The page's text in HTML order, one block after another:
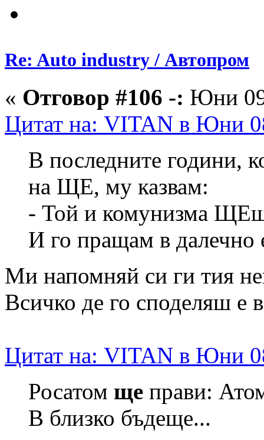
Re: Auto industry / Автопром
« Отговор #106 -: Юни
Цитат на: VITAN в Юни
В последните години,
на ЩЕ, му казвам:
- Той и комунизма
И го пращам в далечно
Ми напомняй си ги тия
Всичко де го споделяш е
Цитат на: VITAN в Юни
Росатом ще прави:
В близко бъдеще...